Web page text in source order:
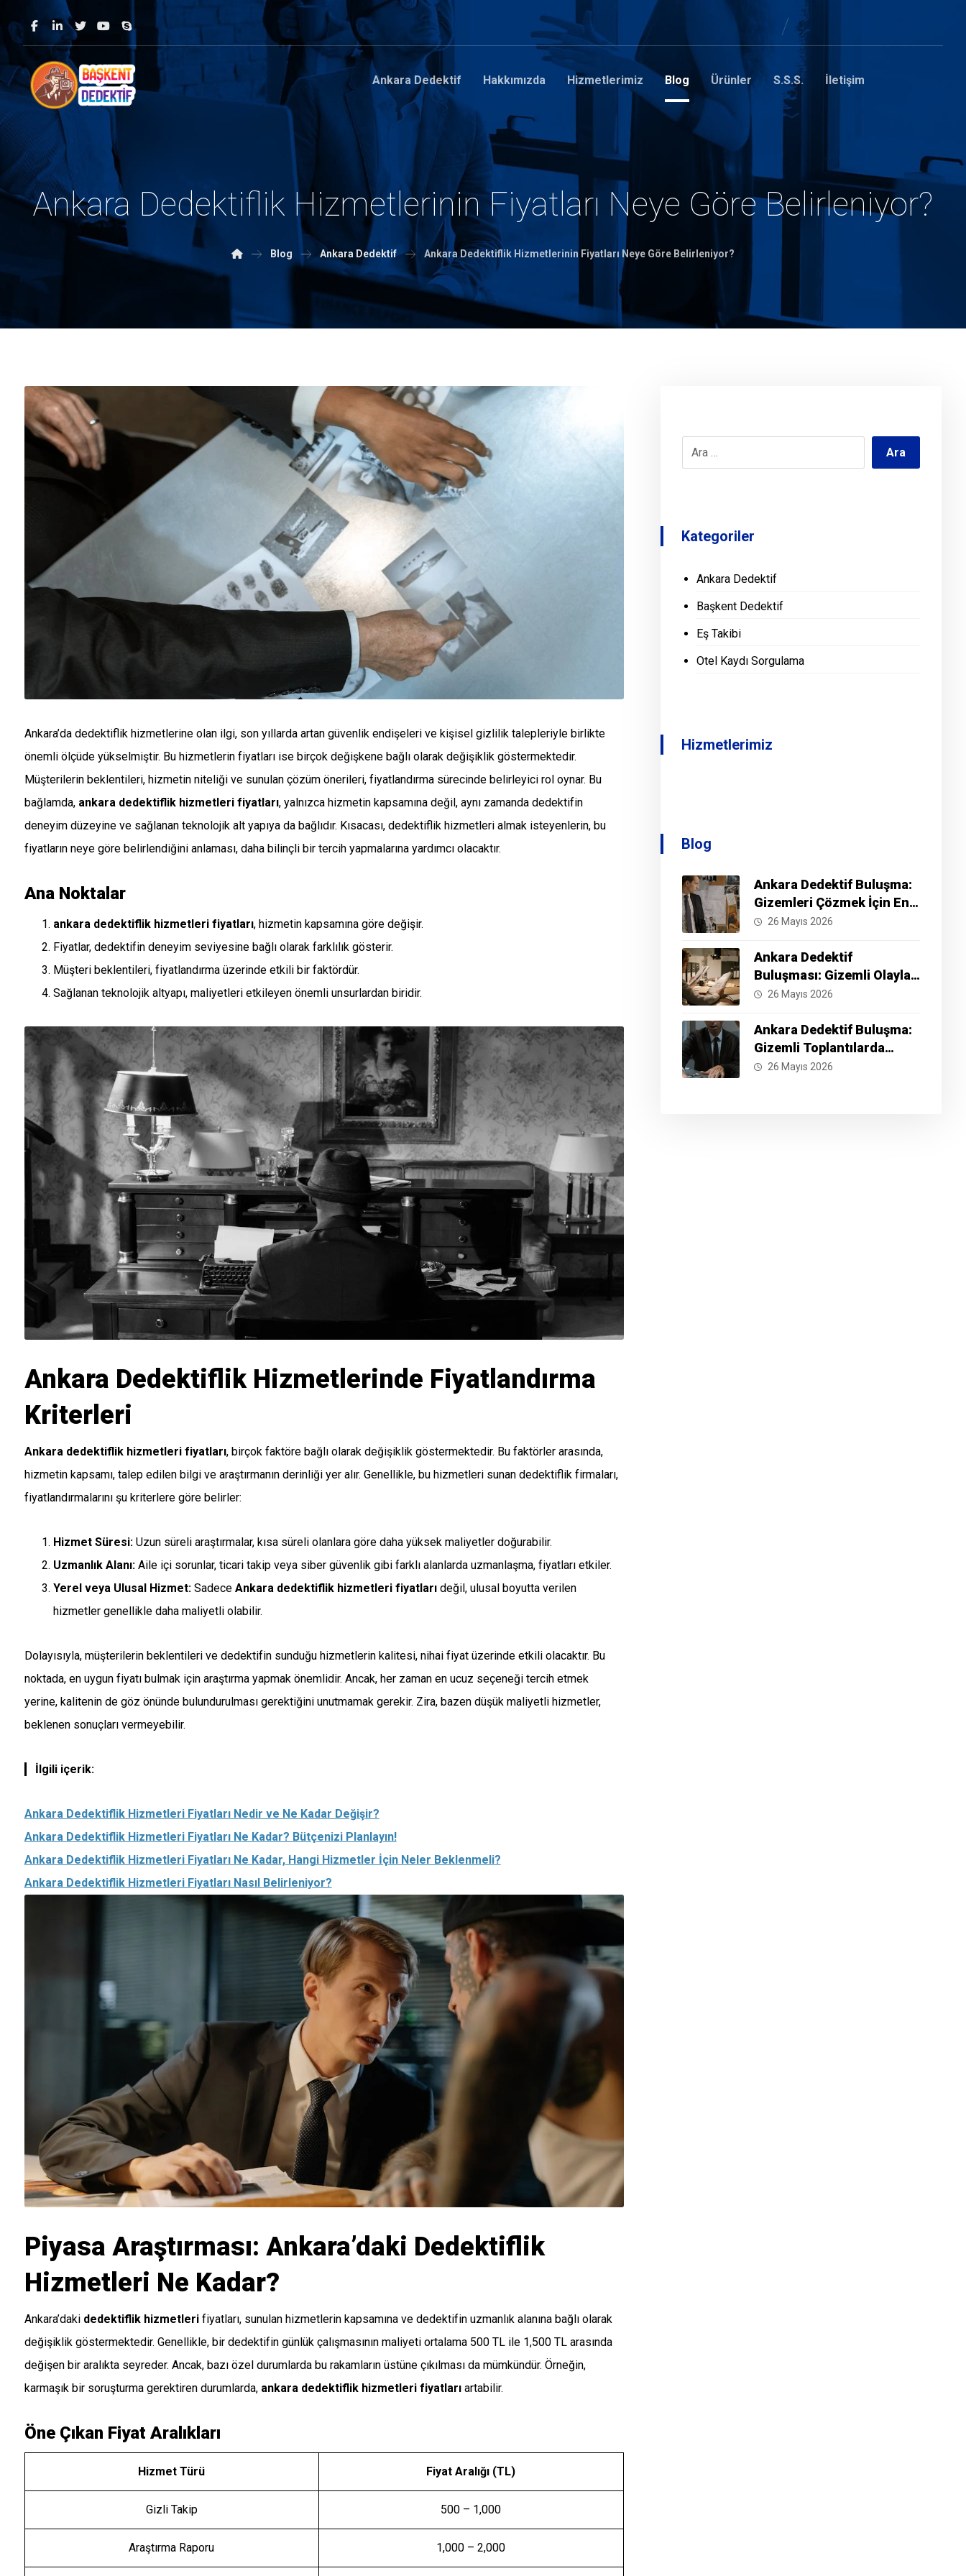
Ankara Dedektif Hakkımızda Hizmetlerimiz Blog Ürünler S.S.S. İletişim
Ankara Dedektiflik Hizmetlerinin Fiyatları Neye Göre Belirleniyor?
Blog Ankara Dedektif Ankara Dedektiflik Hizmetlerinin Fiyatları Neye Göre Belirleniyor?
Ankara’da dedektiflik hizmetlerine olan ilgi, son yıllarda artan güvenlik endişeleri ve kişisel gizlilik talepleriyle birlikte
önemli ölçüde yükselmiştir. Bu hizmetlerin fiyatları ise birçok değişkene bağlı olarak değişiklik göstermektedir.
Müşterilerin beklentileri, hizmetin niteliği ve sunulan çözüm önerileri, fiyatlandırma sürecinde belirleyici rol oynar. Bu
bağlamda, ankara dedektiflik hizmetleri fiyatları, yalnızca hizmetin kapsamına değil, aynı zamanda dedektifin
deneyim düzeyine ve sağlanan teknolojik alt yapıya da bağlıdır. Kısacası, dedektiflik hizmetleri almak isteyenlerin, bu
fiyatların neye göre belirlendiğini anlaması, daha bilinçli bir tercih yapmalarına yardımcı olacaktır.
Ana Noktalar
ankara dedektiflik hizmetleri fiyatları, hizmetin kapsamına göre değişir.
Fiyatlar, dedektifin deneyim seviyesine bağlı olarak farklılık gösterir.
Müşteri beklentileri, fiyatlandırma üzerinde etkili bir faktördür.
Sağlanan teknolojik altyapı, maliyetleri etkileyen önemli unsurlardan biridir.
Ankara Dedektiflik Hizmetlerinde Fiyatlandırma
Kriterleri
Ankara dedektiflik hizmetleri fiyatları, birçok faktöre bağlı olarak değişiklik göstermektedir. Bu faktörler arasında,
hizmetin kapsamı, talep edilen bilgi ve araştırmanın derinliği yer alır. Genellikle, bu hizmetleri sunan dedektiflik firmaları,
fiyatlandırmalarını şu kriterlere göre belirler:
Hizmet Süresi:Uzun süreli araştırmalar, kısa süreli olanlara göre daha yüksek maliyetler doğurabilir.
Uzmanlık Alanı:Aile içi sorunlar, ticari takip veya siber güvenlik gibi farklı alanlarda uzmanlaşma, fiyatları etkiler.
Yerel veya Ulusal Hizmet:Sadece Ankara dedektiflik hizmetleri fiyatlarıdeğil, ulusal boyutta verilen
hizmetler genellikle daha maliyetli olabilir.
Dolayısıyla, müşterilerin beklentileri ve dedektifin sunduğu hizmetlerin kalitesi, nihai fiyat üzerinde etkili olacaktır. Bu
noktada, en uygun fiyatı bulmak için araştırma yapmak önemlidir. Ancak, her zaman en ucuz seçeneği tercih etmek
yerine, kalitenin de göz önünde bulundurulması gerektiğini unutmamak gerekir. Zira, bazen düşük maliyetli hizmetler,
beklenen sonuçları vermeyebilir.
İlgili içerik:
Ankara Dedektiflik Hizmetleri Fiyatları Nedir ve Ne Kadar Değişir?
Ankara Dedektiflik Hizmetleri Fiyatları Ne Kadar? Bütçenizi Planlayın!
Ankara Dedektiflik Hizmetleri Fiyatları Ne Kadar, Hangi Hizmetler İçin Neler Beklenmeli?
Ankara Dedektiflik Hizmetleri Fiyatları Nasıl Belirleniyor?
Piyasa Araştırması: Ankara’daki Dedektiflik
Hizmetleri Ne Kadar?
Ankara’daki dedektiflik hizmetlerifiyatları, sunulan hizmetlerin kapsamına ve dedektifin uzmanlık alanına bağlı olarak
değişiklik göstermektedir. Genellikle, bir dedektifin günlük çalışmasının maliyeti ortalama 500 TL ile 1,500 TL arasında
değişen bir aralıkta seyreder. Ancak, bazı özel durumlarda bu rakamların üstüne çıkılması da mümkündür. Örneğin,
karmaşık bir soruşturma gerektiren durumlarda, ankara dedektiflik hizmetleri fiyatlarıartabilir.
Öne Çıkan Fiyat Aralıkları
Hizmet Türü Fiyat Aralığı (TL)
Gizli Takip 500 – 1,000
Araştırma Raporu 1,000 – 2,000
Kategoriler
Ankara Dedektif
Başkent Dedektif
Eş Takibi
Otel Kaydı Sorgulama
Hizmetlerimiz
Blog
Ankara Dedektif Buluşma:
Gizemleri Çözmek İçin En
İyi Yöntemler Nelerdir?
26 Mayıs 2026
Ankara Dedektif
Buluşması: Gizemli Olayları
Çözmek İçin Hazır Mısınız?
26 Mayıs 2026
Ankara Dedektif Buluşma:
Gizemli Toplantılarda
Neler Yaşanıyor?
26 Mayıs 2026